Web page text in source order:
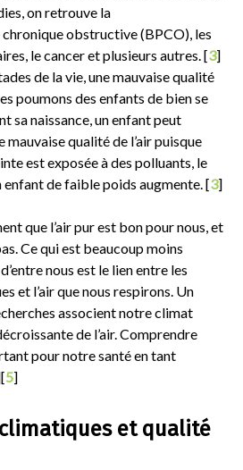
on retrouve la
obstructive (BPCO), les
le cancer et plusieurs autres. [3]
de la vie, une mauvaise qualité
poumons des enfants de bien se
sa naissance, un enfant peut
qualité de l’air puisque
est exposée à des polluants, le
enfant de faible poids augmente. [3]
que l’air pur est bon pour nous, et
Ce qui est beaucoup moins
nous est le lien entre les
et l’air que nous respirons. Un
associent notre climat
de l’air. Comprendre
pour notre santé en tant
5]
et qualité